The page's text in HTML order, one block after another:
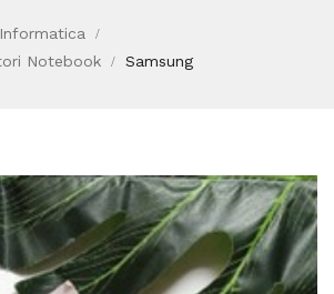
Notebook
Samsung